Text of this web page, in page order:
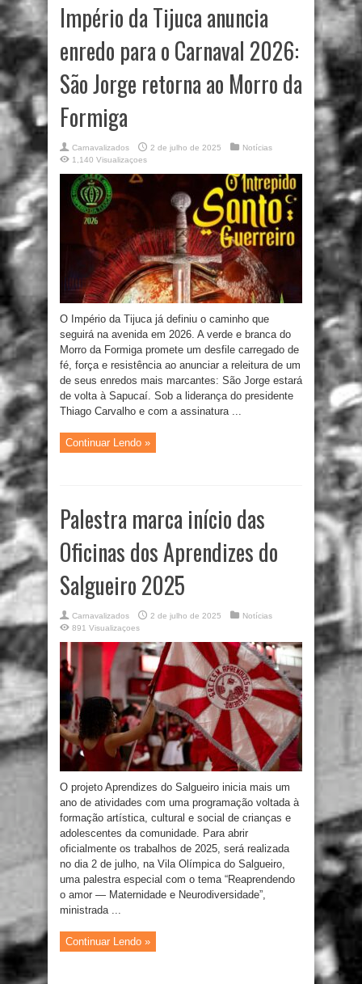
Império da Tijuca anuncia
enredo para o Carnaval 2026:
São Jorge retorna ao Morro da
Formiga
Carnavalizados 2 de julho de 2025
Notícias
1,140 Visualizaçoes
O Império da Tijuca já definiu o caminho que
seguirá na avenida em 2026. A verde e branca do
Morro da Formiga promete um desfile carregado de
fé, força e resistência ao anunciar a releitura de um
de seus enredos mais marcantes: São Jorge estará
de volta à Sapucaí. Sob a liderança do presidente
Thiago Carvalho e com a assinatura ...
Continuar Lendo »
Palestra marca início das
Oficinas dos Aprendizes do
Salgueiro 2025
Carnavalizados 2 de julho de 2025
Notícias
891 Visualizaçoes
O projeto Aprendizes do Salgueiro inicia mais um
ano de atividades com uma programação voltada à
formação artística, cultural e social de crianças e
adolescentes da comunidade. Para abrir
oficialmente os trabalhos de 2025, será realizada
no dia 2 de julho, na Vila Olímpica do Salgueiro,
uma palestra especial com o tema “Reaprendendo
o amor — Maternidade e Neurodiversidade”,
ministrada ...
Continuar Lendo »